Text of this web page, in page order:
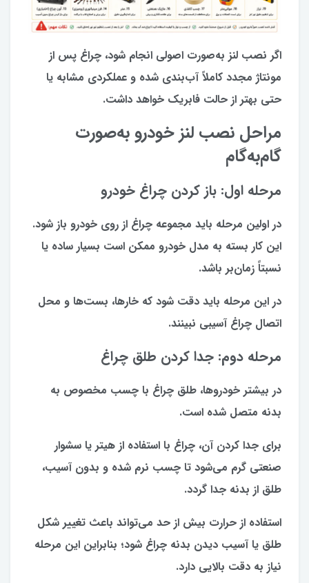
اگر نصب لنز به‌صورت اصولی انجام شود، چراغ پس از
مونتاژ مجدد کاملاً آب‌بندی شده و عملکردی مشابه یا
حتی بهتر از حالت فابریک خواهد داشت.
مراحل نصب لنز خودرو به‌صورت
گام‌به‌گام
مرحله اول: باز کردن چراغ خودرو
در اولین مرحله باید مجموعه چراغ از روی خودرو باز شود.
این کار بسته به مدل خودرو ممکن است بسیار ساده یا
نسبتاً زمان‌بر باشد.
در این مرحله باید دقت شود که خارها، بست‌ها و محل
اتصال چراغ آسیبی نبینند.
مرحله دوم: جدا کردن طلق چراغ
در بیشتر خودروها، طلق چراغ با چسب مخصوص به
بدنه متصل شده است.
برای جدا کردن آن، چراغ با استفاده از هیتر یا سشوار
صنعتی گرم می‌شود تا چسب نرم شده و بدون آسیب،
طلق از بدنه جدا گردد.
استفاده از حرارت بیش از حد می‌تواند باعث تغییر شکل
طلق یا آسیب دیدن بدنه چراغ شود؛ بنابراین این مرحله
نیاز به دقت بالایی دارد.